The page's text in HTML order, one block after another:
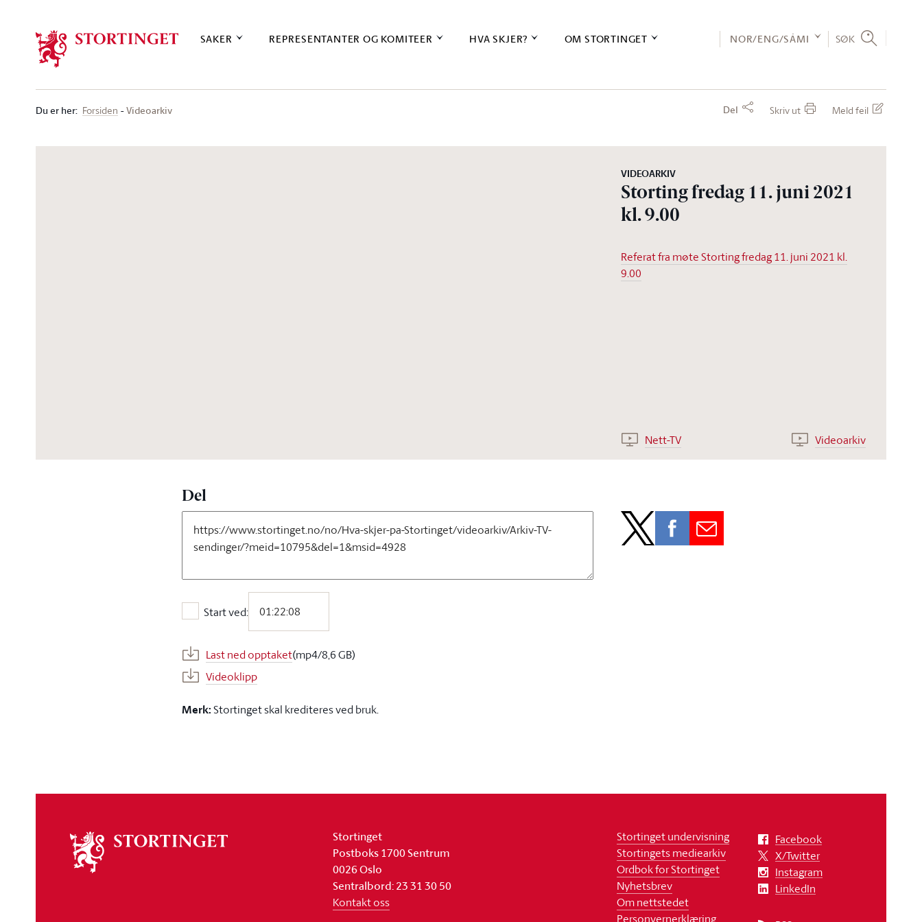
SAKER REPRESENTANTER OG KOMITEER HVA SKJER? OM STORTINGET NOR/ENG/SÁMI SØK
Du er her: Forsiden Videoarkiv Del Skriv ut Meld feil
VIDEOARKIV
Storting fredag 11. juni 2021
kl. 9.00
Referat fra møte Storting fredag 11. juni 2021 kl.
9.00
Nett-TV Videoarkiv
Del
Start ved:
Start ved:
Last ned opptaket(mp4/8,6 GB)
Videoklipp
Merk:Stortinget skal krediteres ved bruk.
stortinget
Stortinget
Postboks 1700 Sentrum
0026 Oslo
Sentralbord: 23 31 30 50
Kontakt oss
Stortinget undervisning
Stortingets mediearkiv
Ordbok for Stortinget
Nyhetsbrev
Om nettstedet
Personvernerklæring
Facebook
X/Twitter
Instagram
LinkedIn